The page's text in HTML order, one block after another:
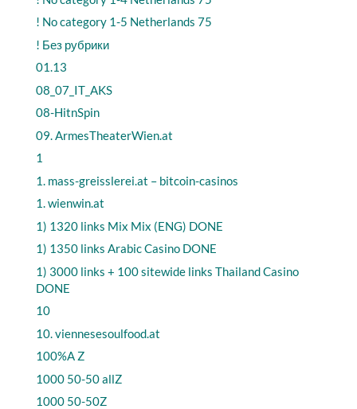
! No category 1-5 Netherlands 75
! Без рубрики
01.13
08_07_IT_AKS
08-HitnSpin
09. ArmesTheaterWien.at
1
1. mass-greisslerei.at – bitcoin-casinos
1. wienwin.at
1) 1320 links Mix Mix (ENG) DONE
1) 1350 links Arabic Casino DONE
1) 3000 links + 100 sitewide links Thailand Casino
DONE
10
10. viennesesoulfood.at
100%A Z
1000 50-50 allZ
1000 50-50Z